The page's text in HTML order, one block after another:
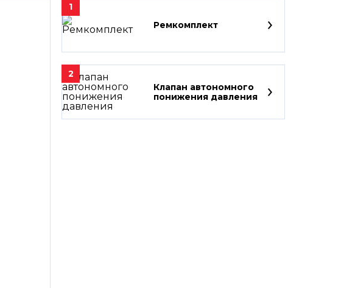
1
Ремкомплект
2
Клапан автономного
понижения давления